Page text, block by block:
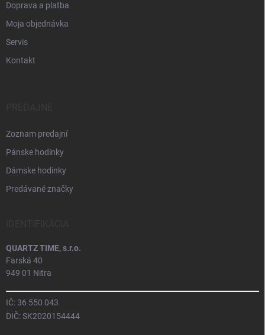
Doprava a platba
Moja objednávka
Servis
Kontakt
Zoznam predajní
Pánske hodinky
Dámske hodinky
Predávané značky
QUARTZ TIME, s.r.o.
Farská 40
949 01 Nitra
IČ: 36 550 043
DIČ: SK2020154444